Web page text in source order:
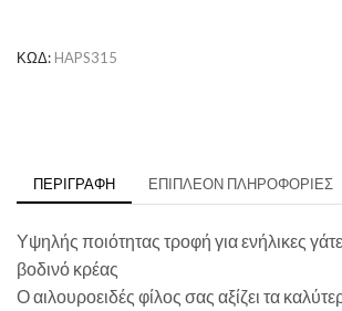
ΚΩΔ: HAPS315
ΠΕΡΙΓΡΑΦΉ ΕΠΙΠΛΈΟΝ ΠΛΗΡΟΦΟΡΊΕΣ
Υψηλής ποιότητας τροφή για ενήλικες
βοδινό κρέας
Ο αιλουροειδές φίλος σας αξίζει τα